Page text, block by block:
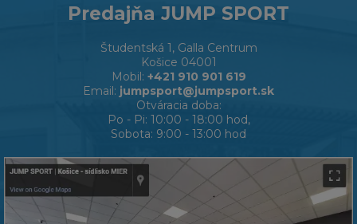
Predajňa JUMP SPORT
Študentská 1, Galla Centrum
Košice 04001
Mobil: +421 910 901 619
Email: jumpsport@jumpsport.sk
Otváracia doba:
Po - Pi: 10:00 - 18:00 hod,
Sobota: 9:00 - 13:00 hod